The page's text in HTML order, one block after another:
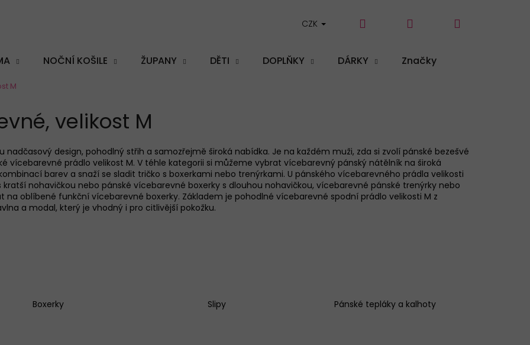
NOČNÍ KOŠILE ŽUPANY DĚTI DOPLŇKY DÁRKY Značky
CZK Přihlášení
M
velikost M
nadčasový design, pohodlný střih a samozřejmě široká nabídka. Je na každém muži, zda si zvolí pánské bezešvé
vícebarevné prádlo velikost M. V téhle kategorii si můžeme vybrat vícebarevný pánský nátělník na široká
barev a snaží se sladit tričko s boxerkami nebo trenýrkami. U pánského vícebarevného prádla velikosti
nohavičkou nebo pánské vícebarevné boxerky s dlouhou nohavičkou, vícebarevné pánské trenýrky nebo
na oblíbené funkční vícebarevné boxerky. Základem je pohodlné vícebarevné spodní prádlo velikosti M z
a modal, který je vhodný i pro citlivější pokožku.
Boxerky Slipy Pánské tepláky a kalhoty
Co potřebujete najít?
HLEDAT
KALHOTKY BAVLNĚNÉ 3679 LOVELYGIRL
KALHOTKY JULIMEX SIMPLE BÉŽOVÉ